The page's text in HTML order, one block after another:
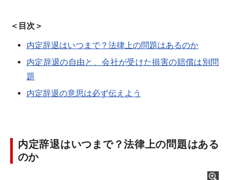
＜目次＞
内定辞退はいつまで？法律上の問題はあるのか
内定辞退の自由と、会社が受けた損害の賠償は別問
題
内定辞退の意思は必ず伝えよう
内定辞退はいつまで？法律上の問題はある
のか